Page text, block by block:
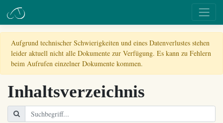
Aufgrund technischer Schwierigkeiten und eines Datenverlustes stehen
leider aktuell nicht alle Dokumente zur Verfügung. Es kann zu Fehlern
beim Aufrufen einzelner Dokumente kommen.
Inhaltsverzeichnis